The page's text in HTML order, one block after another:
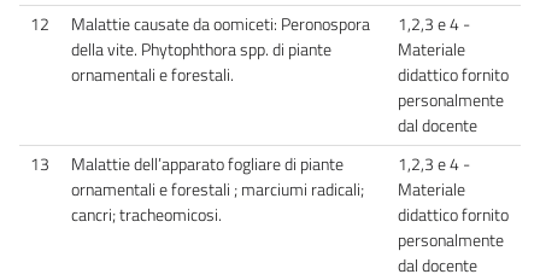
12
Malattie causate da oomiceti: Peronospora
della vite. Phytophthora spp. di piante
ornamentali e forestali.
1,2,3 e 4 -
Materiale
didattico fornito
personalmente
dal docente
13
Malattie dell’apparato fogliare di piante
ornamentali e forestali ; marciumi radicali;
cancri; tracheomicosi.
1,2,3 e 4 -
Materiale
didattico fornito
personalmente
dal docente